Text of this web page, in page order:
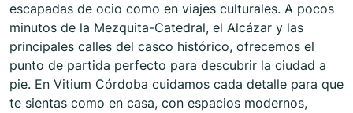
escapadas de ocio como en viajes culturales. A pocos
minutos de la Mezquita-Catedral, el Alcázar y las
principales calles del casco histórico, ofrecemos el
punto de partida perfecto para descubrir la ciudad a
pie. En Vitium Córdoba cuidamos cada detalle para que
te sientas como en casa, con espacios modernos,